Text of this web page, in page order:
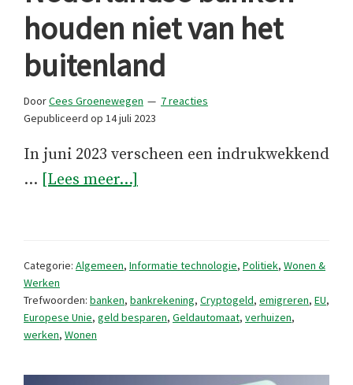
houden niet van het
buitenland
DoorCees Groenewegen
7 reacties
Gepubliceerd op 14 juli 2023
In juni 2023 verscheen een indrukwekkend
… [Lees meer...]
het
buitenland
Categorie: Algemeen, Informatie technologie, Politiek, Wonen &
Werken
Trefwoorden: banken, bankrekening, Cryptogeld, emigreren, EU,
Europese Unie, geld besparen, Geldautomaat, verhuizen,
werken, Wonen